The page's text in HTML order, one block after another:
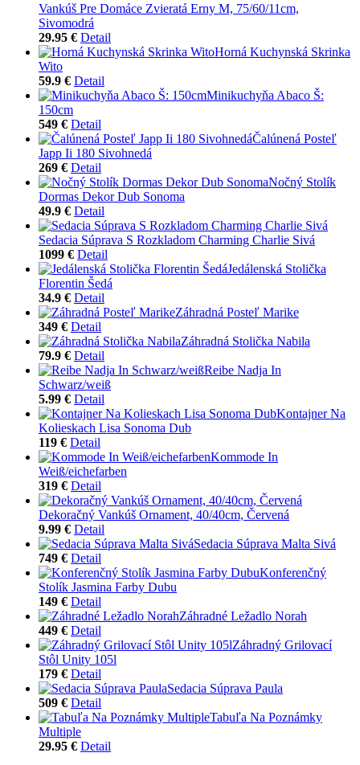
Vankúš Pre Domáce Zvieratá Erny M, 75/60/11cm,
Sivomodrá
29.95 € Detail
Horná Kuchynská Skrinka
Wito
59.9 € Detail
Minikuchyňa Abaco Š:
150cm
549 € Detail
Čalúnená Posteľ
Japp Ii 180 Sivohnedá
269 € Detail
Nočný Stolík
Dormas Dekor Dub Sonoma
49.9 € Detail
Sedacia Súprava S Rozkladom Charming Charlie Sivá
1099 € Detail
Jedálenská Stolička
Florentin Šedá
34.9 € Detail
Záhradná Posteľ Marike
349 € Detail
Záhradná Stolička Nabila
79.9 € Detail
Reibe Nadja In
Schwarz/weiß
5.99 € Detail
Kontajner Na
Kolieskach Lisa Sonoma Dub
119 € Detail
Kommode In
Weiß/eichefarben
319 € Detail
Dekoračný Vankúš Ornament, 40/40cm, Červená
9.99 € Detail
Sedacia Súprava Malta Sivá
749 € Detail
Konferenčný
Stolík Jasmina Farby Dubu
149 € Detail
Záhradné Ležadlo Norah
449 € Detail
Záhradný Grilovací
Stôl Unity 105l
179 € Detail
Sedacia Súprava Paula
509 € Detail
Tabuľa Na Poznámky
Multiple
29.95 € Detail